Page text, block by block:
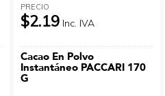
PRECIO
$2.19 Inc. IVA
Cacao En Polvo
Instantáneo PACCARI 170
G